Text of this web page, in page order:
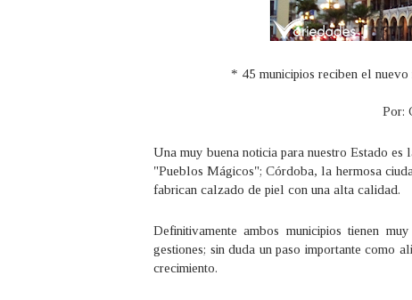
* 45 municipios reciben el
Por:
Una muy buena noticia para nuestro Estado
"Pueblos Mágicos"; Córdoba, la hermosa
fabrican calzado de piel con una alta calidad.
Definitivamente ambos municipios tienen
gestiones; sin duda un paso importante como
crecimiento.